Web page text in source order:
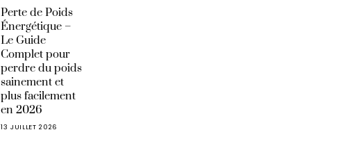
Perte de Poids
Énergétique –
Le Guide
Complet pour
perdre du poids
sainement et
plus facilement
en 2026
13 JUILLET 2026